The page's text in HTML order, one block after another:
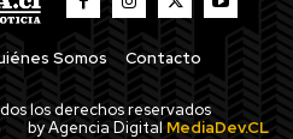
Somos Contacto
los derechos reservados
by Agencia Digital MediaDev.CL